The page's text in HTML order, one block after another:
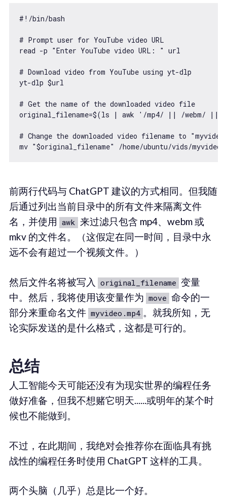
#!/bin/bash
# Prompt user for YouTube video URL
read -p "Enter YouTube video URL: " url
# Download video from YouTube using yt-dlp
yt-dlp $url
# Get the name of the downloaded video file
original_filename=$(ls | awk '/mp4/ || /webm/ ||
# Change the downloaded video filename to
mv "$original_filename" /home/ubuntu/vids/
前两行代码与 ChatGPT 建议的方式相同。但我随
后通过列出当前目录中的所有文件来隔离文件
名，并使用 awk 来过滤只包含 mp4、webm 或
mkv 的文件名。（这假定在同一时间，目录中永
远不会有超过一个视频文件。）
然后文件名将被写入 original_filename 变量
中。然后，我将使用该变量作为 move 命令的一
部分来重命名文件 myvideo.mp4
。就我所知，无
论实际发送的是什么格式，这都是可行的。
总结
人工智能今天可能还没有为现实世界的编程任务
做好准备，但我不想赌它明天......或明年的某个时
候也不能做到。
不过，在此期间，我绝对会推荐你在面临具有挑
战性的编程任务时使用 ChatGPT 这样的工具。
两个头脑（几乎）总是比一个好。